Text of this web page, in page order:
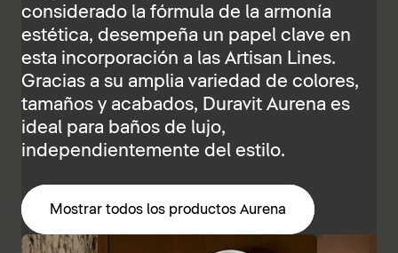
considerado la fórmula de la armonía
estética, desempeña un papel clave en
esta incorporación a las Artisan Lines.
Gracias a su amplia variedad de colores,
tamaños y acabados, Duravit Aurena es
ideal para baños de lujo,
independientemente del estilo.
Mostrar todos los productos Aurena